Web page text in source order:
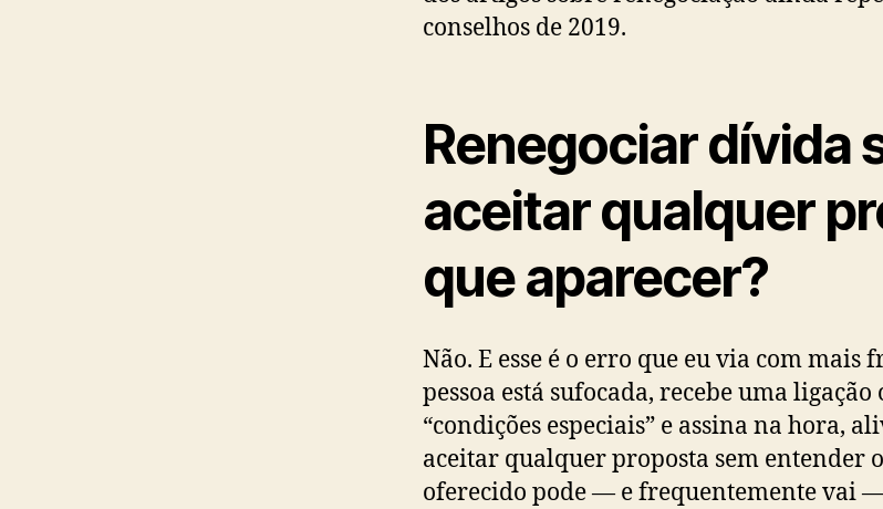
conselhos de 2019.
Renegociar dívida
aceitar qualquer
que aparecer?
Não. E esse é o erro que eu via com mais
pessoa está sufocada, recebe uma ligação
“condições especiais” e assina na hora,
aceitar qualquer proposta sem entender
oferecido pode — e frequentemente vai